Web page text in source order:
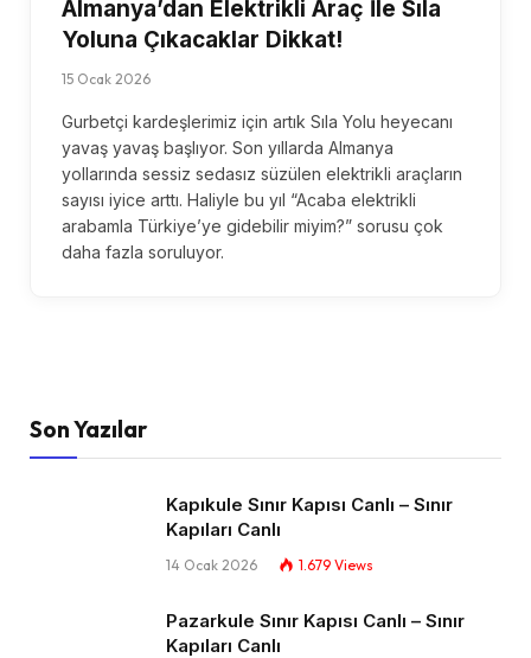
Almanya’dan Elektrikli Araç İle Sıla
Yoluna Çıkacaklar Dikkat!
15 Ocak 2026
Gurbetçi kardeşlerimiz için artık Sıla Yolu heyecanı
yavaş yavaş başlıyor. Son yıllarda Almanya
yollarında sessiz sedasız süzülen elektrikli araçların
sayısı iyice arttı. Haliyle bu yıl “Acaba elektrikli
arabamla Türkiye’ye gidebilir miyim?” sorusu çok
daha fazla soruluyor.
Son Yazılar
Kapıkule Sınır Kapısı Canlı – Sınır
Kapıları Canlı​
14 Ocak 2026 1.679 Views
Pazarkule Sınır Kapısı Canlı – Sınır
Kapıları Canlı​